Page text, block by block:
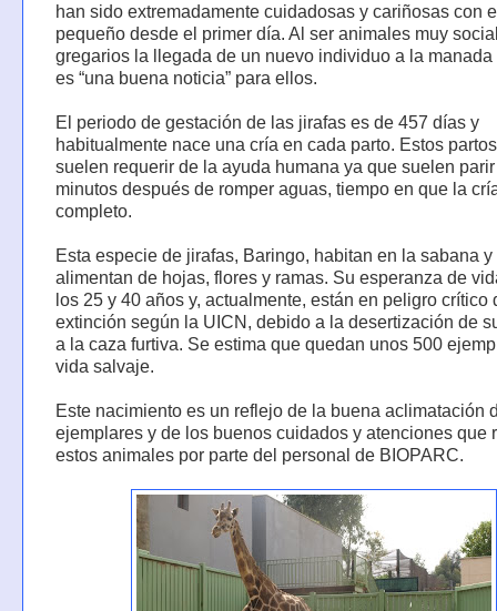
han sido extremadamente cuidadosas y cariñosas con
pequeño desde el primer día. Al ser animales muy
gregarios la llegada de un nuevo individuo a la manada
es “una buena noticia” para ellos.
El periodo de gestación de las jirafas es de 457 días y
habitualmente nace una cría en cada parto. Estos
suelen requerir de la ayuda humana ya que suelen
minutos después de romper aguas, tiempo en que la
completo.
Esta especie de jirafas, Baringo, habitan en la sabana y
alimentan de hojas, flores y ramas. Su esperanza de
los 25 y 40 años y, actualmente, están en peligro crítico
extinción según la UICN, debido a la desertización de
a la caza furtiva. Se estima que quedan unos 500
vida salvaje.
Este nacimiento es un reflejo de la buena aclimatación
ejemplares y de los buenos cuidados y atenciones que
estos animales por parte del personal de BIOPARC.